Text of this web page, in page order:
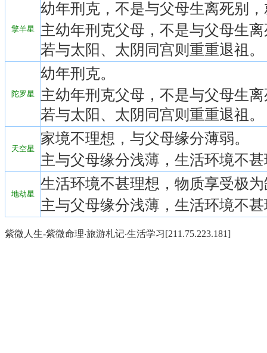
擎羊星
幼年刑克，不是与父母生离死别
主幼年刑克父母，不是与父母生
若与太阳、太阴同宫则重重退祖。
陀罗星
幼年刑克。
主幼年刑克父母，不是与父母生
若与太阳、太阴同宫则重重退祖。
天空星
家境不理想，与父母缘分薄弱。
主与父母缘分浅薄，生活环境不
地劫星
生活环境不甚理想，物质享受极
主与父母缘分浅薄，生活环境不
紫微人生-紫微命理‧旅游札记‧生活学习[211.75.223.181]